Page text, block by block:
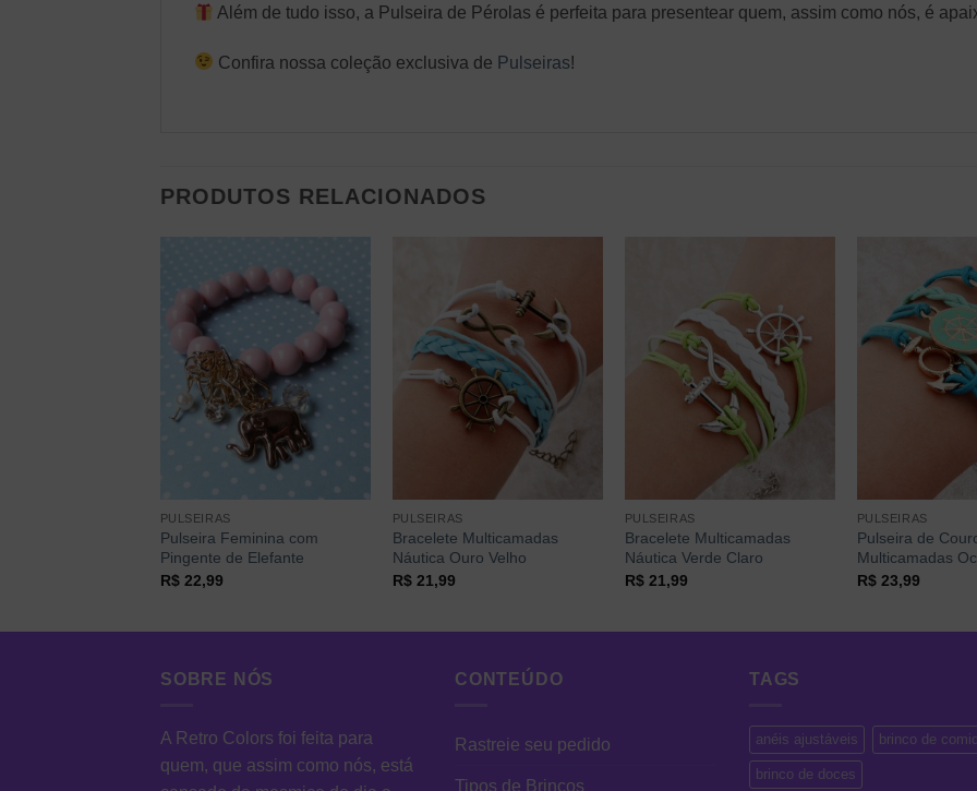
Além de tudo isso, a Pulseira de Pérolas é perfeita para presentear quem, assim como nós, é
Confira nossa coleção exclusiva de Pulseiras!
PRODUTOS RELACIONADOS
PULSEIRAS
Pulseira Feminina com
Pingente de Elefante
R$22,99
PULSEIRAS
Bracelete Multicamadas
Náutica Ouro Velho
R$21,99
PULSEIRAS
Bracelete Multicamadas
Náutica Verde Claro
R$21,99
PULSEIRAS
Pulseira de
Multicamadas
R$23,99
SOBRE NÓS
A Retro Colors foi feita para
quem, que assim como nós, está
CONTEÚDO
Rastreie seu pedido
Tipos de Brincos
TAGS
anéis ajustáveis brinco de
brinco de doces